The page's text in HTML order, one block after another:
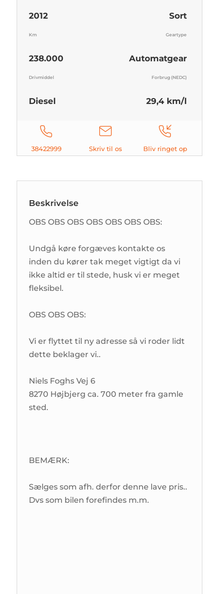
2012 Sort
Km
238.000
Geartype
Automatgear
Drivmiddel
Diesel
Forbrug (NEDC)
29,4 km/l
38422999 Skriv til os Bliv ringet op
Beskrivelse
OBS OBS OBS OBS OBS OBS OBS:
Undgå køre forgæves kontakte os
inden du kører tak meget vigtigt da vi
ikke altid er til stede, husk vi er meget
fleksibel.
OBS OBS OBS:
Vi er flyttet til ny adresse så vi roder lidt
dette beklager vi..
Niels Foghs Vej 6
8270 Højbjerg ca. 700 meter fra gamle
sted.
BEMÆRK:
Sælges som afh. derfor denne lave pris..
Dvs som bilen forefindes m.m.